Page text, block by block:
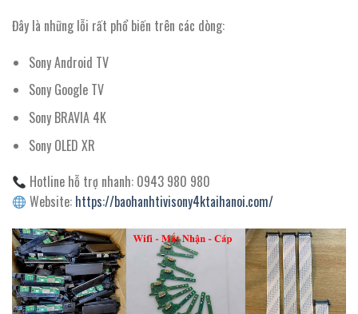
Đây là những lỗi rất phổ biến trên các dòng:
Sony Android TV
Sony Google TV
Sony BRAVIA 4K
Sony OLED XR
Hotline hỗ trợ nhanh: 0943 980 980
Website: https://baohanhtivisony4ktaihanoi.com/